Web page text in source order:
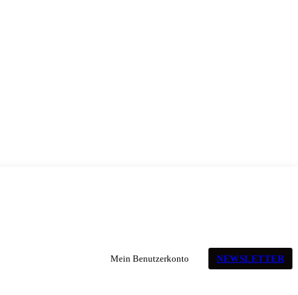
Mein Benutzerkonto NEWSLETTER